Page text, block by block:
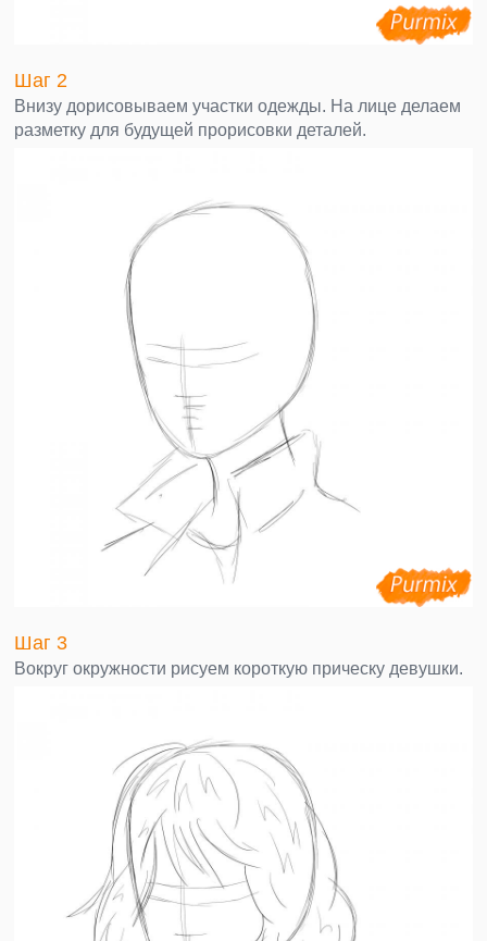
Шаг 2
Внизу дорисовываем участки одежды. На лице делаем
разметку для будущей прорисовки деталей.
Шаг 3
Вокруг окружности рисуем короткую прическу девушки.